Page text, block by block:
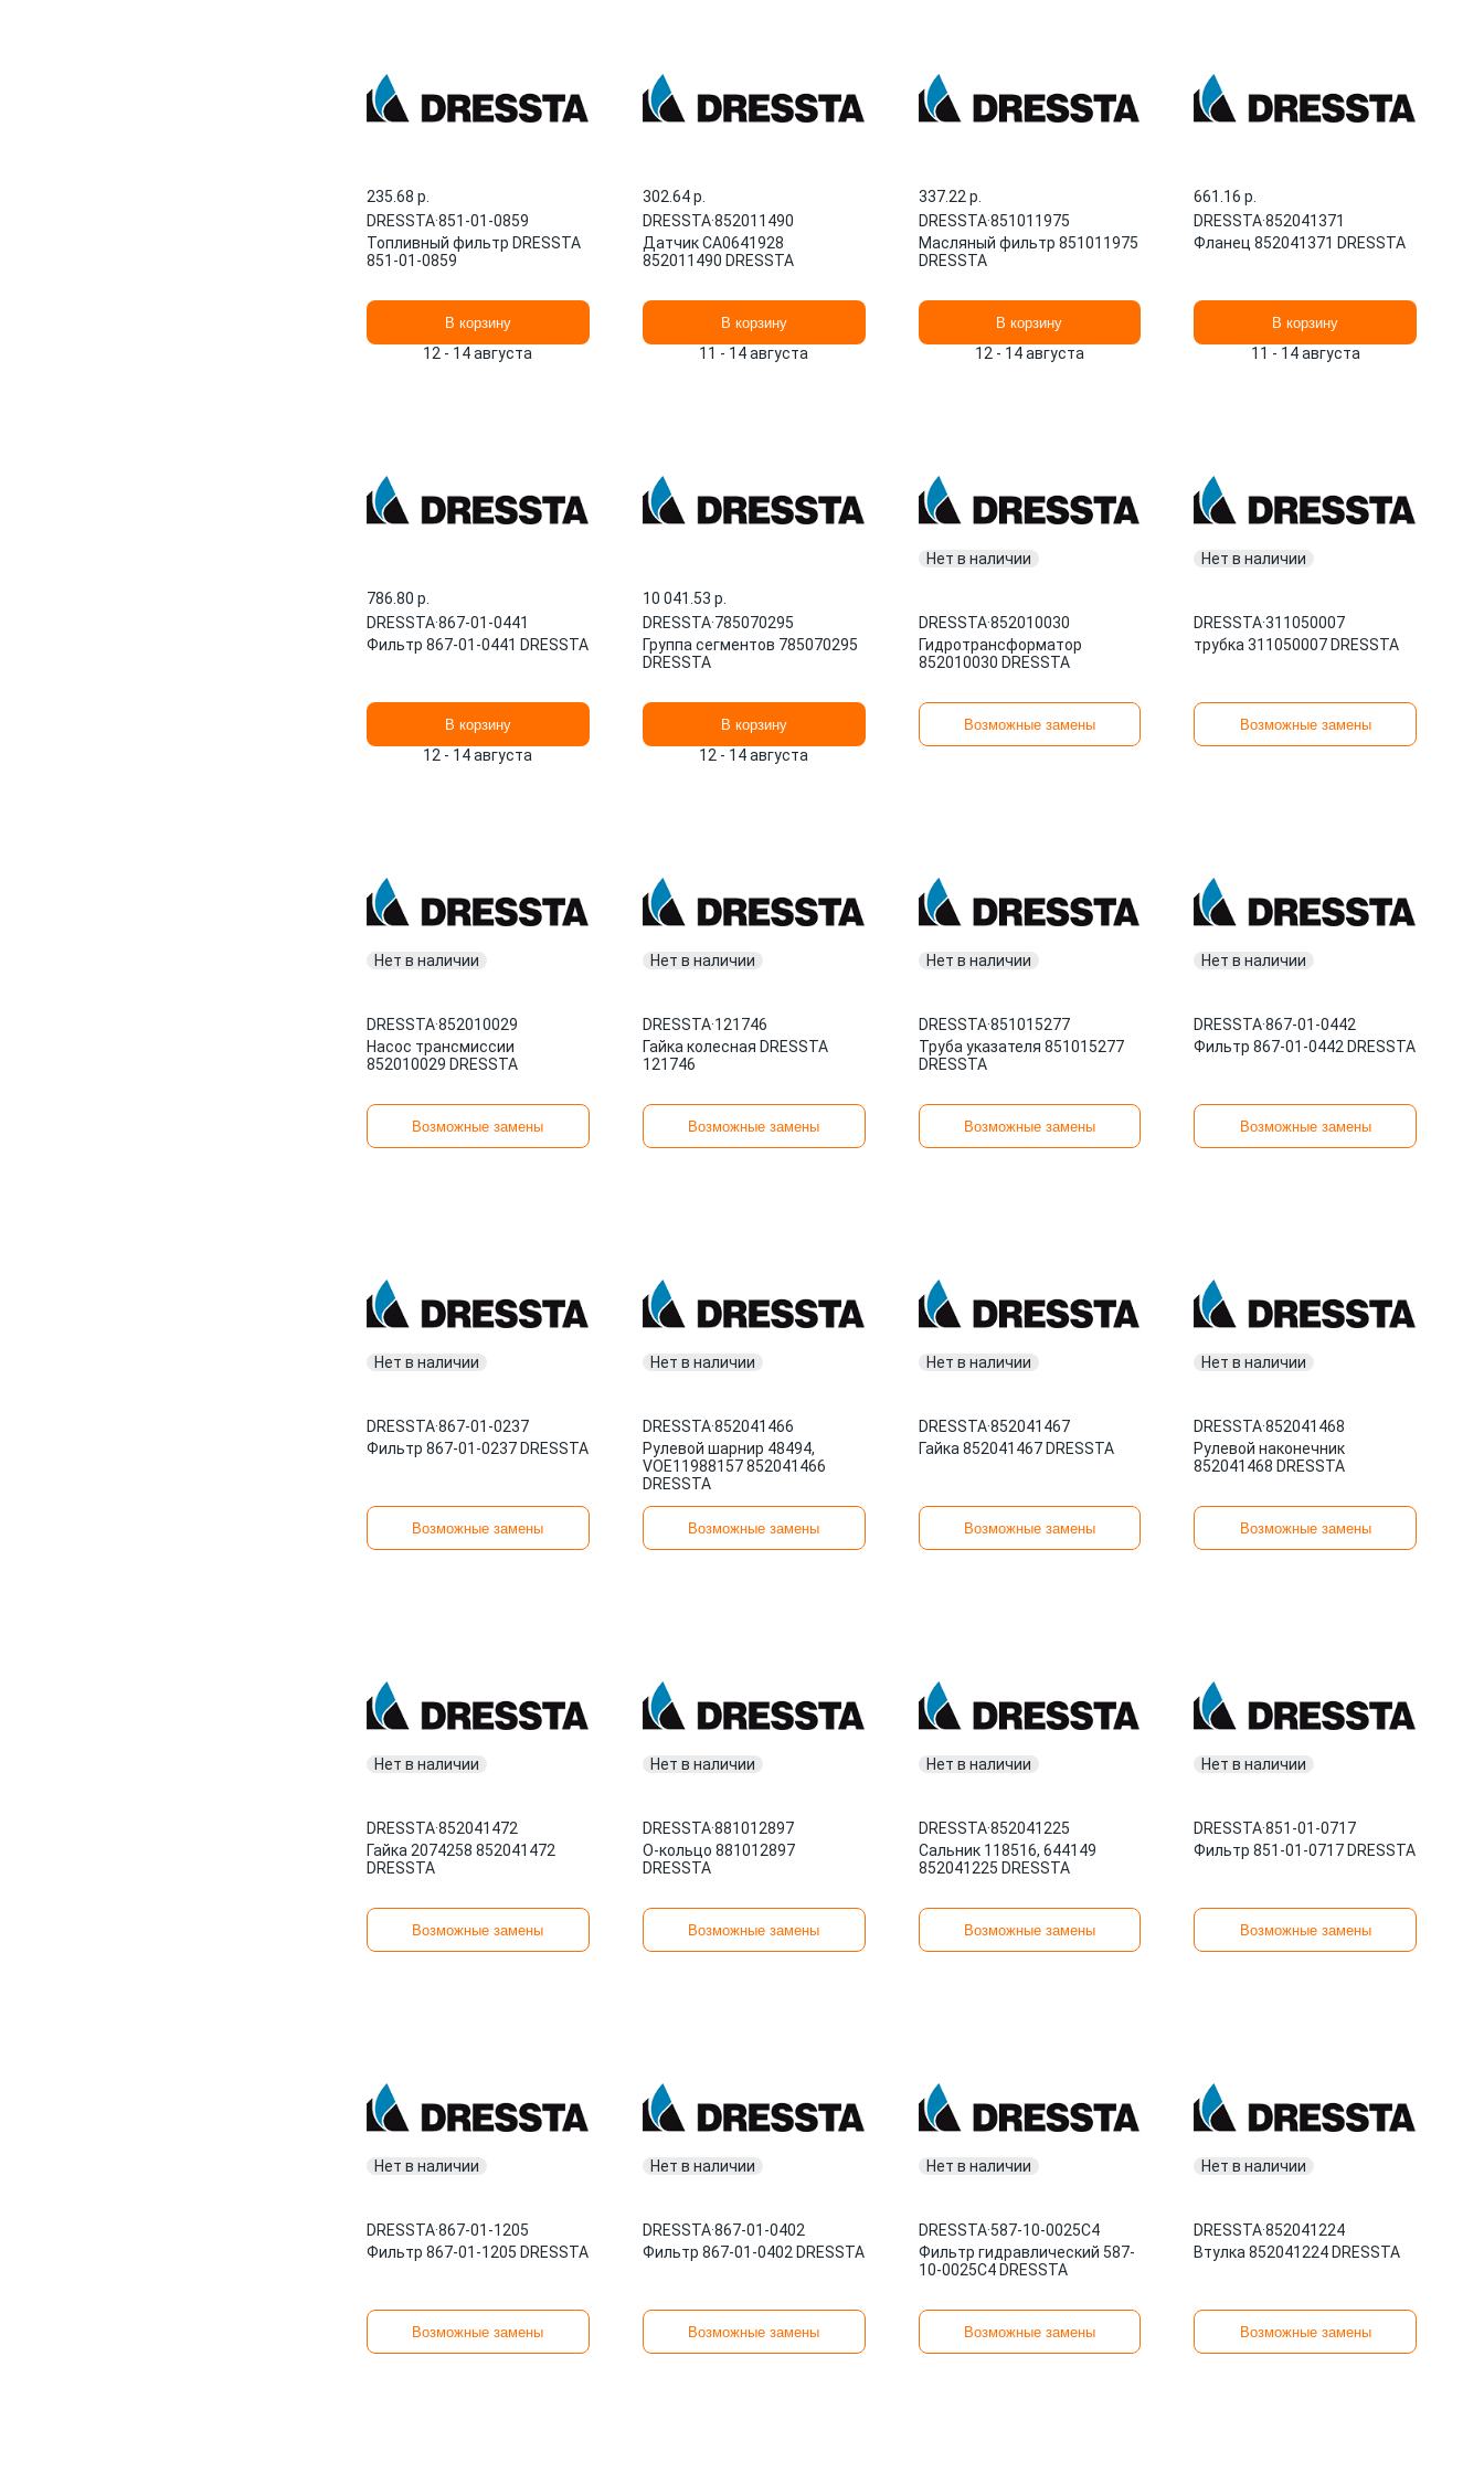
235.68 p.
DRESSTA·851-01-0859
Топливный фильтр DRESSTA
851-01-0859
В корзину
12 - 14 августа
302.64 p.
DRESSTA·852011490
Датчик CA0641928
852011490 DRESSTA
В корзину
11 - 14 августа
337.22 p.
DRESSTA·851011975
Масляный фильтр 851011975
DRESSTA
В корзину
12 - 14 августа
661.16 p.
DRESSTA·852041371
Фланец 852041371 DRESSTA
В корзину
11 - 14 августа
786.80 p.
DRESSTA·867-01-0441
Фильтр 867-01-0441 DRESSTA
В корзину
12 - 14 августа
10 041.53 p.
DRESSTA·785070295
Группа сегментов 785070295
DRESSTA
В корзину
12 - 14 августа
Нет в наличии
DRESSTA·852010030
Гидротрансформатор
852010030 DRESSTA
Возможные замены
Нет в наличии
DRESSTA·311050007
трубка 311050007 DRESSTA
Возможные замены
Нет в наличии
DRESSTA·852010029
Насос трансмиссии
852010029 DRESSTA
Возможные замены
Нет в наличии
DRESSTA·121746
Гайка колесная DRESSTA
121746
Возможные замены
Нет в наличии
DRESSTA·851015277
Труба указателя 851015277
DRESSTA
Возможные замены
Нет в наличии
DRESSTA·867-01-0442
Фильтр 867-01-0442 DRESSTA
Возможные замены
Нет в наличии
DRESSTA·867-01-0237
Фильтр 867-01-0237 DRESSTA
Возможные замены
Нет в наличии
DRESSTA·852041466
Рулевой шарнир 48494,
VOE11988157 852041466
DRESSTA
Возможные замены
Нет в наличии
DRESSTA·852041467
Гайка 852041467 DRESSTA
Возможные замены
Нет в наличии
DRESSTA·852041468
Рулевой наконечник
852041468 DRESSTA
Возможные замены
Нет в наличии
DRESSTA·852041472
Гайка 2074258 852041472
DRESSTA
Возможные замены
Нет в наличии
DRESSTA·881012897
О-кольцо 881012897
DRESSTA
Возможные замены
Нет в наличии
DRESSTA·852041225
Сальник 118516, 644149
852041225 DRESSTA
Возможные замены
Нет в наличии
DRESSTA·851-01-0717
Фильтр 851-01-0717 DRESSTA
Возможные замены
Нет в наличии
DRESSTA·867-01-1205
Фильтр 867-01-1205 DRESSTA
Возможные замены
Нет в наличии
DRESSTA·867-01-0402
Фильтр 867-01-0402 DRESSTA
Возможные замены
Нет в наличии
DRESSTA·587-10-0025C4
Фильтр гидравлический 587-
10-0025C4 DRESSTA
Возможные замены
Нет в наличии
DRESSTA·852041224
Втулка 852041224 DRESSTA
Возможные замены